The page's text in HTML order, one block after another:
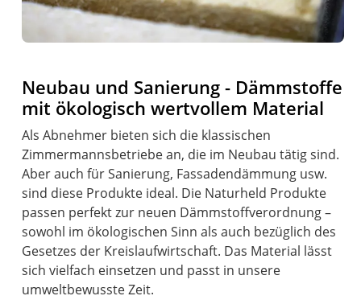
Neubau und Sanierung - Dämmstoffe
mit ökologisch wertvollem Material
Als Abnehmer bieten sich die klassischen
Zimmermannsbetriebe an, die im Neubau tätig sind.
Aber auch für Sanierung, Fassadendämmung usw.
sind diese Produkte ideal. Die Naturheld Produkte
passen perfekt zur neuen Dämmstoffverordnung –
sowohl im ökologischen Sinn als auch bezüglich des
Gesetzes der Kreislaufwirtschaft. Das Material lässt
sich vielfach einsetzen und passt in unsere
umweltbewusste Zeit.